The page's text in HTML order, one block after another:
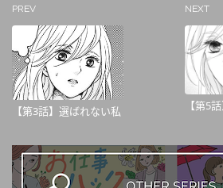
PREV
【第3話】選ばれない私
NEXT
【第5